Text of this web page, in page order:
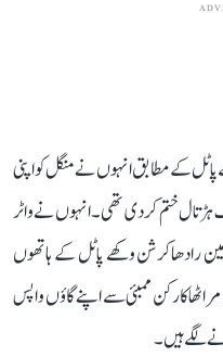
کے مطابق انہوں نے منگل کو اپنی
ہڑتال ختم کر دی تھی۔ انہوں نے واٹر
رادھاکرشن وکھے پاٹل کے ہاتھوں
کارکن ممبئی سے اپنے گاؤں واپس
لگے ہیں۔